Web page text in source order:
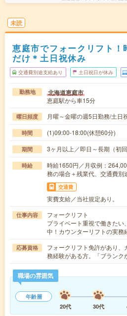
未読
恵庭市でフォークリフト！
だけ＊土日祝休み
交通費別途支給あり 土日祝日が休み
勤務地 北海道恵庭市
恵庭駅から車15分
曜日頻度 月曜～金曜の週5日勤務/土日
時間 (1)09:00-18:00(休憩60分)
期間 3ヶ月以上／即日～長期（初
時給
時給1650円／月収例：
務の場合＋残業代、交通費別
交通費
実費支給／当社規定あり。
仕事内容
フォークリフト
プライベート重視で働きた
中！カウンターリフトの実
応募資格
フォークリフト免許があり
務経験がある方。「ブラン
職場の雰囲気
年齢層
20代
30代